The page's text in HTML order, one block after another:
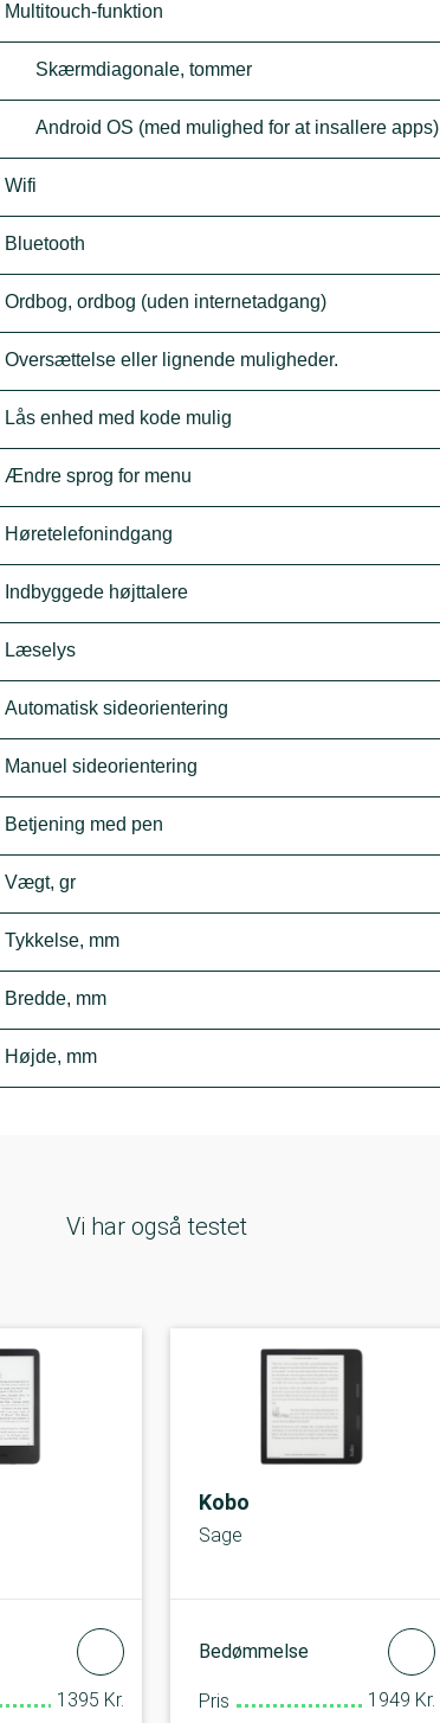
Multitouch-funktion
Skærmdiagonale, tommer
Android OS (med mulighed for at insallere apps)
Wifi
Bluetooth
Ordbog, ordbog (uden internetadgang)
Oversættelse eller lignende muligheder.
Lås enhed med kode mulig
Ændre sprog for menu
Høretelefonindgang
Indbyggede højttalere
Læselys
Automatisk sideorientering
Manuel sideorientering
Betjening med pen
Vægt, gr
Tykkelse, mm
Bredde, mm
Højde, mm
Vi har også testet
1395 Kr.
Kobo
Sage
Bedømmelse
Pris 1949 Kr.